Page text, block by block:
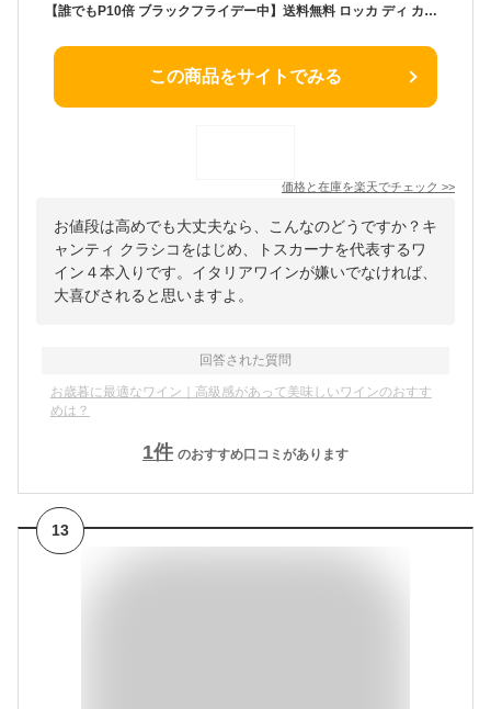
【誰でもP10倍 ブラックフライデー中】送料無料 ロッカ ディ カスタニョーリ4本セット赤3本/白1本キャンティ クラシコ スーパートスカン ワインセット 長S お歳暮 御歳暮 クリスマス ギフト
この商品をサイトでみる
価格と在庫を楽天でチェック >>
お値段は高めでも大丈夫なら、こんなのどうですか？キ
ャンティ クラシコをはじめ、トスカーナを代表するワ
イン４本入りです。イタリアワインが嫌いでなければ、
大喜びされると思いますよ。
回答された質問
お歳暮に最適なワイン｜高級感があって美味しいワインのおすす
めは？
1件 のおすすめ口コミがあります
13